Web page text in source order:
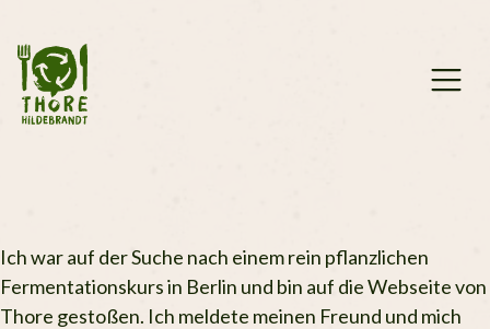
Inhalt
springen
Ich war auf der Suche nach einem rein pflanzlichen
Fermentationskurs in Berlin und bin auf die Webseite von
Thore gestoßen. Ich meldete meinen Freund und mich